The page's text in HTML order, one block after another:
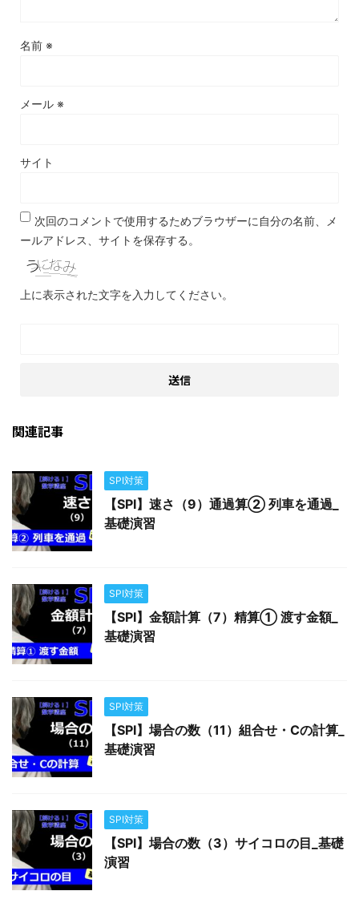
名前 ※
メール ※
サイト
次回のコメントで使用するためブラウザーに自分の名前、メ
ールアドレス、サイトを保存する。
上に表示された文字を入力してください。
関連記事
SPI対策
【SPI】速さ（9）通過算② 列車を通過_
基礎演習
SPI対策
【SPI】金額計算（7）精算① 渡す金額_
基礎演習
SPI対策
【SPI】場合の数（11）組合せ・Cの計算_
基礎演習
SPI対策
【SPI】場合の数（3）サイコロの目_基礎
演習